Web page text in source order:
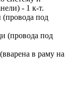
- 1 к-т.
(провода под
(провода под
в раму на